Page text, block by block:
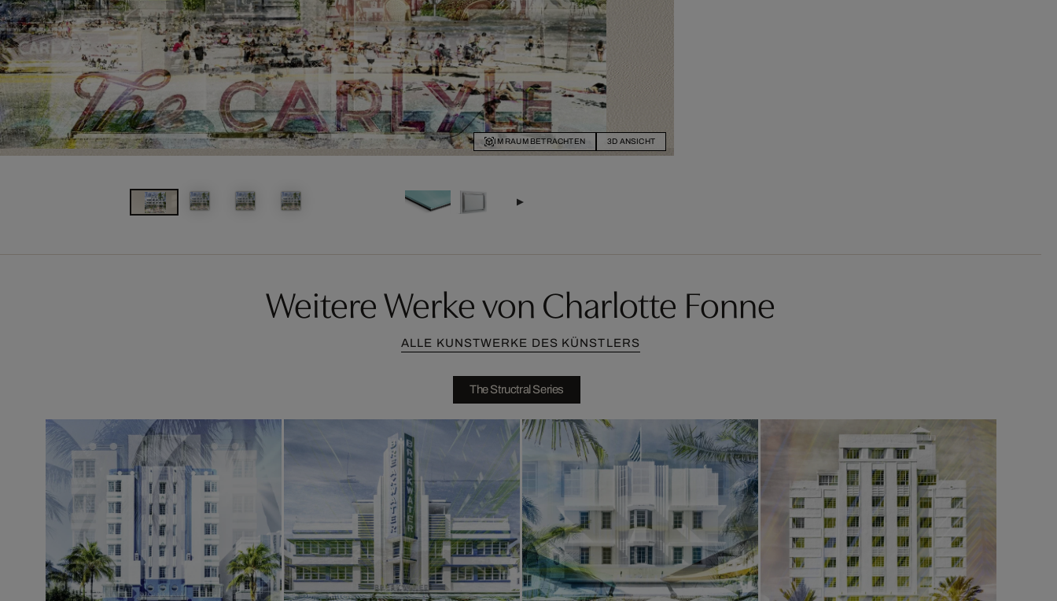
IM RAUM BETRACHTEN 3D ANSICHT
Weitere Werke von Charlotte Fonne
ALLE KUNSTWERKE DES KÜNSTLERS
The Structral Series